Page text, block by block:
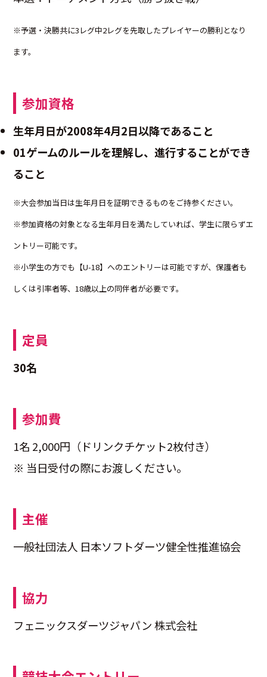
※予選・決勝共に3レグ中2レグを先取したプレイヤーの勝利となり
ます。
参加資格
生年月日が2008年4月2日以降であること
01ゲームのルールを理解し、進行することができ
ること
※大会参加当日は生年月日を証明できるものをご持参ください。
※参加資格の対象となる生年月日を満たしていれば、学生に限らずエ
ントリー可能です。
※小学生の方でも【U-18】へのエントリーは可能ですが、保護者も
しくは引率者等、18歳以上の同伴者が必要です。
定員
30名
参加費
1名 2,000円（ドリンクチケット2枚付き）
※ 当日受付の際にお渡しください。
主催
一般社団法人 日本ソフトダーツ健全性推進協会
協力
フェニックスダーツジャパン 株式会社